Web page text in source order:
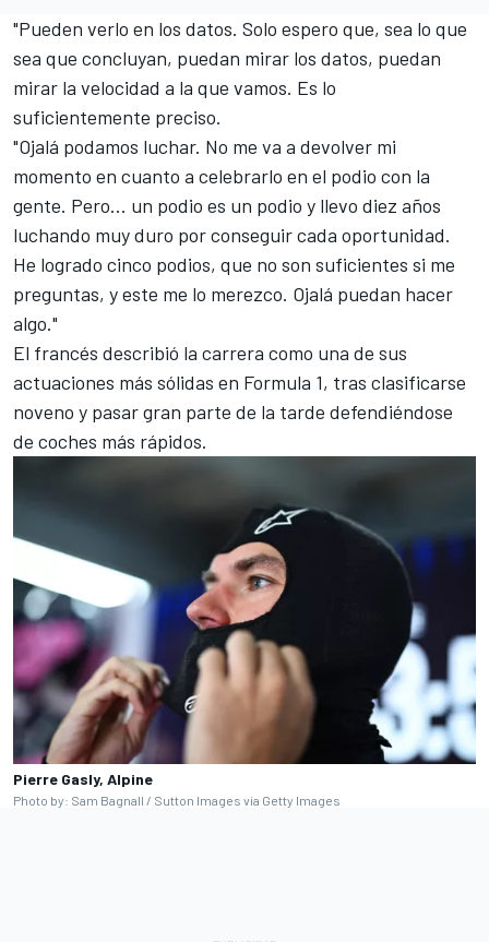
"Pueden verlo en los datos. Solo espero que, sea lo que
sea que concluyan, puedan mirar los datos, puedan
mirar la velocidad a la que vamos. Es lo
suficientemente preciso.
"Ojalá podamos luchar. No me va a devolver mi
momento en cuanto a celebrarlo en el podio con la
gente. Pero... un podio es un podio y llevo diez años
luchando muy duro por conseguir cada oportunidad.
He logrado cinco podios, que no son suficientes si me
preguntas, y este me lo merezco. Ojalá puedan hacer
algo."
El francés describió la carrera como una de sus
actuaciones más sólidas en Formula 1, tras clasificarse
noveno y pasar gran parte de la tarde defendiéndose
de coches más rápidos.
Pierre Gasly, Alpine
Photo by: Sam Bagnall / Sutton Images via Getty Images